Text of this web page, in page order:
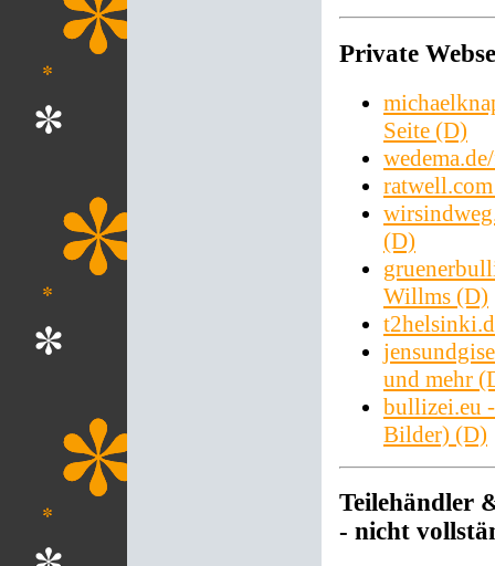
Private
Seite (D)
(D)
Willms (D)
und mehr
bullizei.eu
Bilder) (D)
Teilehändler
- nicht